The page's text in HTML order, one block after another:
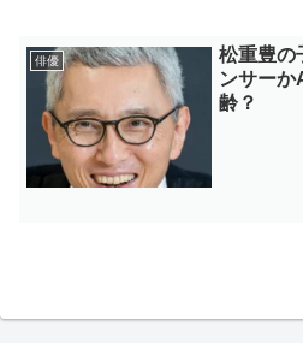
俳優
松重豊の
ンサーか
齢？